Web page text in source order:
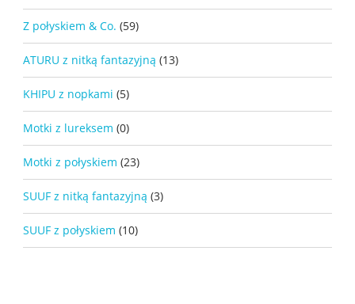
Z połyskiem & Co. (59)
ATURU z nitką fantazyjną (13)
KHIPU z nopkami (5)
Motki z lureksem (0)
Motki z połyskiem (23)
SUUF z nitką fantazyjną (3)
SUUF z połyskiem (10)